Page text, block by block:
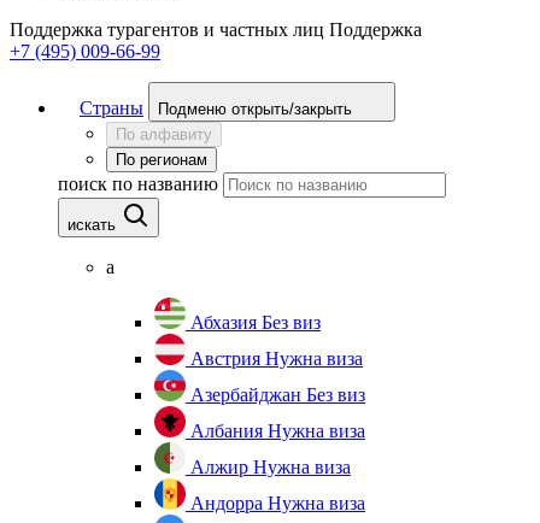
Поддержка турагентов и частных лиц Поддержка
+7 (495) 009-66-99
Страны
Подменю открыть/закрыть
По алфавиту
По регионам
поиск по названию
искать
а
Абхазия Без виз
Австрия Нужна виза
Азербайджан Без виз
Албания Нужна виза
Алжир Нужна виза
Андорра Нужна виза